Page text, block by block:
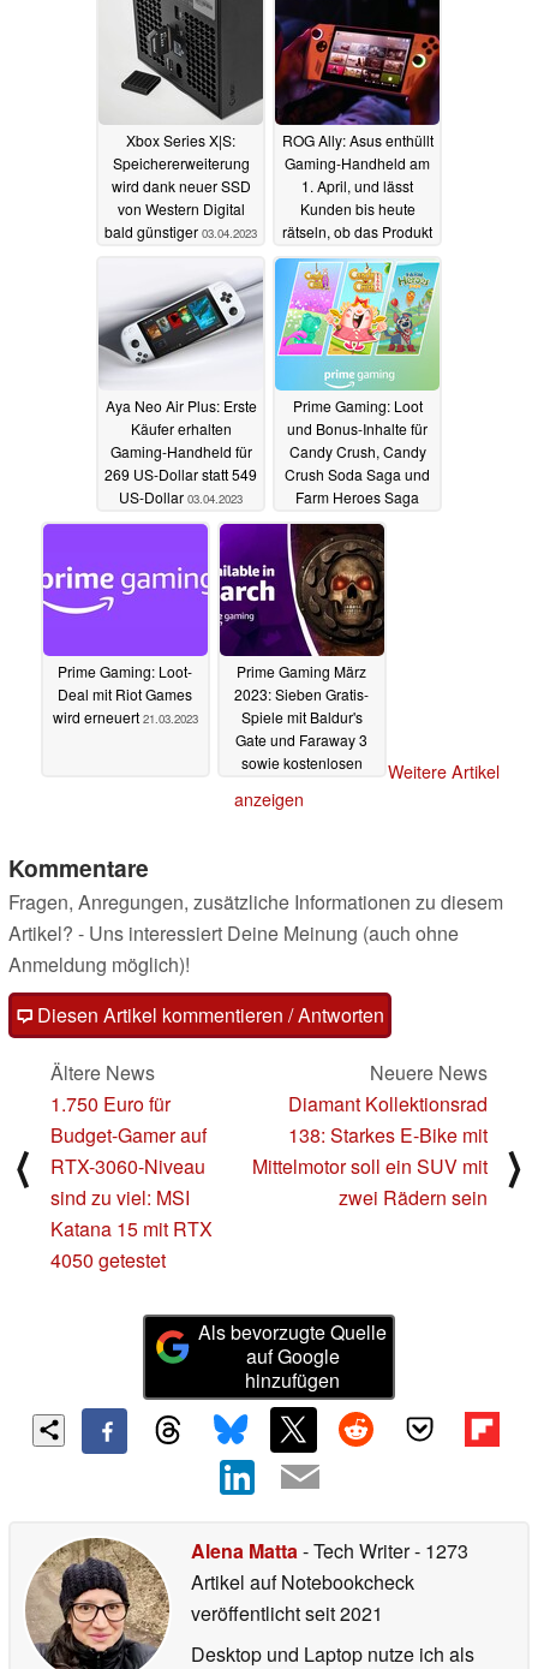
Xbox Series X|S:
Speichererweiterung
wird dank neuer SSD
von Western Digital
bald günstiger 03.04.2023
ROG Ally: Asus enthüllt
Gaming-Handheld am
1. April, und lässt
Kunden bis heute
rätseln, ob das Produkt
real ist03.04.2023
Aya Neo Air Plus: Erste
Käufer erhalten
Gaming-Handheld für
269 US-Dollar statt 549
US-Dollar 03.04.2023
Prime Gaming: Loot
und Bonus-Inhalte für
Candy Crush, Candy
Crush Soda Saga und
Farm Heroes Saga
21.03.2023
Prime Gaming: Loot-
Deal mit Riot Games
wird erneuert 21.03.2023
Prime Gaming März
2023: Sieben Gratis-
Spiele mit Baldur's
Gate und Faraway 3
sowie kostenlosen
Weitere Artikel
anzeigen
Kommentare
Fragen, Anregungen, zusätzliche Informationen zu diesem
Artikel? - Uns interessiert Deine Meinung (auch ohne
Anmeldung möglich)!
Diesen Artikel kommentieren / Antworten
⟨
Ältere News
1.750 Euro für
Budget-Gamer auf
RTX-3060-Niveau
sind zu viel: MSI
Katana 15 mit RTX
4050 getestet
Neuere News
Diamant Kollektionsrad
138: Starkes E-Bike mit
Mittelmotor soll ein SUV mit
zwei Rädern sein
⟩
Als bevorzugte Quelle
auf Google
hinzufügen
Alena Matta- Tech Writer- 1273
Artikel auf Notebookcheck
veröffentlichtseit 2021
Desktop und Laptop nutze ich als